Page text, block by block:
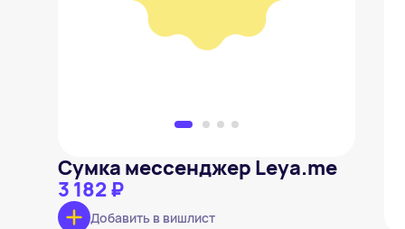
Сумка мессенджер Leya.me
3 182 ₽
Добавить в вишлист